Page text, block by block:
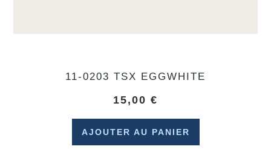
11-0203 TSX EGGWHITE
15,00 €
AJOUTER AU PANIER